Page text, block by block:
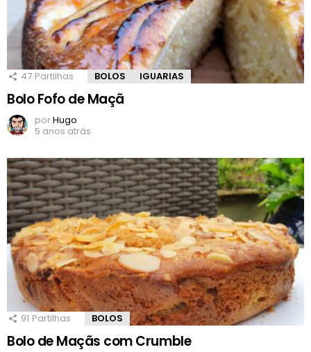
47 Partilhas BOLOS IGUARIAS
Bolo Fofo de Maçã
porHugo
5 anos atrás
91 Partilhas BOLOS
Bolo de Maçãs com Crumble